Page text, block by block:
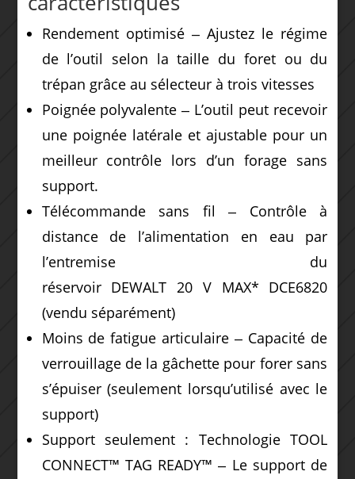
Rendement optimisé ‒ Ajustez le régime
de l’outil selon la taille du foret ou du
trépan grâce au sélecteur à trois vitesses
Poignée polyvalente ‒ L’outil peut recevoir
une poignée latérale et ajustable pour un
meilleur contrôle lors d’un forage sans
support.
Télécommande sans fil ‒ Contrôle à
distance de l’alimentation en eau par
l’entremise du
réservoir DEWALT 20 V MAX* DCE6820
(vendu séparément)
Moins de fatigue articulaire ‒ Capacité de
verrouillage de la gâchette pour forer sans
s’épuiser (seulement lorsqu’utilisé avec le
support)
Support seulement : Technologie TOOL
CONNECT™ TAG READY™ ‒ Le support de